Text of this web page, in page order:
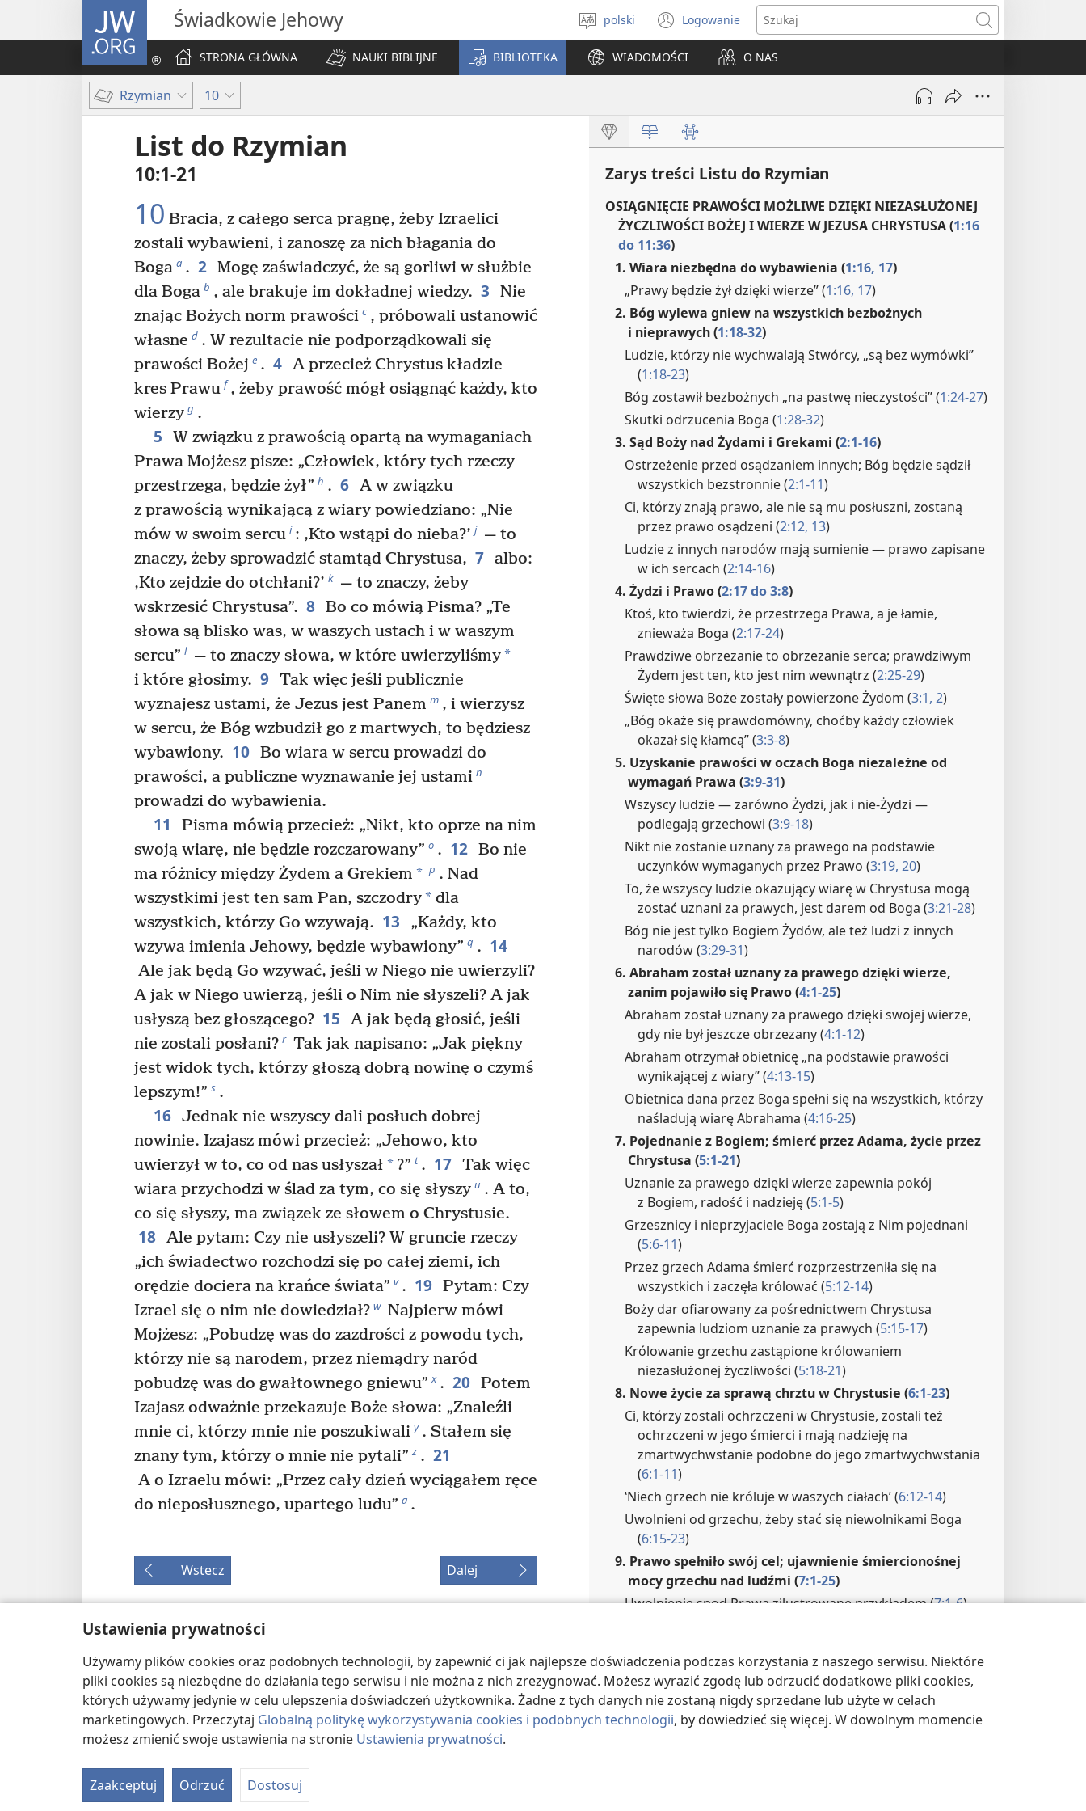
Ustawienia prywatności
Używamy plików cookies oraz podobnych technologii, by zapewnić ci jak najlepsze doświadczenia podczas korzystania z naszego serwisu. Niektóre
pliki cookies są niezbędne do działania tego serwisu i nie można z nich zrezygnować. Możesz wyrazić zgodę lub odrzucić dodatkowe pliki cookies,
których używamy jedynie w celu ulepszenia doświadczeń użytkownika. Żadne z tych danych nie zostaną nigdy sprzedane lub użyte w celach
marketingowych. Przeczytaj Globalną politykę wykorzystywania cookies i podobnych technologii, by dowiedzieć się więcej. W dowolnym momencie
możesz zmienić swoje ustawienia na stronie Ustawienia prywatności.
Zaakceptuj Odrzuć Dostosuj
JW.ORG Świadkowie Jehowy
Wybór
języka
polski Logowanie
(opens
new
window)
Szukaj
STRONA GŁÓWNA
NAUKI BIBLIJNE BIBLIOTEKA WIADOMOŚCI O NAS
Rzymian 10
List do Rzymian
10:1-21
10 Bracia, z całego serca pragnę, żeby Izraelici
zostali wybawieni, i zanoszę za nich błagania do
Boga a . 2 Mogę zaświadczyć, że są gorliwi w służbie
dla Boga b , ale brakuje im dokładnej wiedzy. 3
Nie
znając Bożych norm prawości c , próbowali ustanowić
własne d . W rezultacie nie podporządkowali się
prawości Bożej e . 4 A przecież Chrystus kładzie
kres Prawu f , żeby prawość mógł osiągnąć każdy, kto
wierzy g .
5
W związku z prawością opartą na wymaganiach
Prawa Mojżesz pisze: „Człowiek, który tych rzeczy
przestrzega, będzie żył” h . 6 A w związku
z prawością wynikającą z wiary powiedziano: „Nie
mów w swoim sercu i : ‚Kto wstąpi do nieba?’ j — to
znaczy, żeby sprowadzić stamtąd Chrystusa, 7 albo:
‚Kto zejdzie do otchłani?’ k — to znaczy, żeby
wskrzesić Chrystusa”. 8 Bo co mówią Pisma? „Te
słowa są blisko was, w waszych ustach i w waszym
sercu” l — to znaczy słowa, w które uwierzyliśmy*
i które głosimy. 9 Tak więc jeśli publicznie
wyznajesz ustami, że Jezus jest Panem m , i wierzysz
w sercu, że Bóg wzbudził go z martwych, to będziesz
wybawiony. 10 Bo wiara w sercu prowadzi do
prawości, a publiczne wyznawanie jej ustami n
prowadzi do wybawienia.
11
Pisma mówią przecież: „Nikt, kto oprze na nim
swoją wiarę, nie będzie rozczarowany” o . 12 Bo nie
ma różnicy między Żydem a Grekiem * p . Nad
wszystkimi jest ten sam Pan, szczodry* dla
wszystkich, którzy Go wzywają. 13
„Każdy, kto
wzywa imienia Jehowy, będzie wybawiony” q . 14
Ale jak będą Go wzywać, jeśli w Niego nie uwierzyli?
A jak w Niego uwierzą, jeśli o Nim nie słyszeli? A jak
usłyszą bez głoszącego? 15
A jak będą głosić, jeśli
nie zostali posłani? r Tak jak napisano: „Jak piękny
jest widok tych, którzy głoszą dobrą nowinę o czymś
lepszym!” s .
16 Jednak nie wszyscy dali posłuch dobrej
nowinie. Izajasz mówi przecież: „Jehowo, kto
uwierzył w to, co od nas usłyszał * ?” t . 17 Tak więc
wiara przychodzi w ślad za tym, co się słyszy u . A to,
co się słyszy, ma związek ze słowem o Chrystusie.
18 Ale pytam: Czy nie usłyszeli? W gruncie rzeczy
„ich świadectwo rozchodzi się po całej ziemi, ich
orędzie dociera na krańce świata” v . 19 Pytam: Czy
Izrael się o nim nie dowiedział? w Najpierw mówi
Mojżesz: „Pobudzę was do zazdrości z powodu tych,
którzy nie są narodem, przez niemądry naród
pobudzę was do gwałtownego gniewu” x . 20 Potem
Izajasz odważnie przekazuje Boże słowa: „Znaleźli
mnie ci, którzy mnie nie poszukiwali y . Stałem się
znany tym, którzy o mnie nie pytali” z . 21
A o Izraelu mówi: „Przez cały dzień wyciągałem ręce
do nieposłusznego, upartego ludu” a .
Wstecz Dalej
Copyright©2026Watch Tower Bible and Tract Society of Pennsylvania.
WARUNKI UŻYTKOWANIA
| POLITYKA PRYWATNOŚCI |
USTAWIENIA
PRYWATNOŚCI
Zarys treści Listu do Rzymian
OSIĄGNIĘCIE PRAWOŚCI MOŻLIWE DZIĘKI NIEZASŁUŻONEJ
ŻYCZLIWOŚCI BOŻEJ I WIERZE W JEZUSA CHRYSTUSA (1:16
do 11:36)
1. Wiara niezbędna do wybawienia (1:16, 17)
„Prawy będzie żył dzięki wierze” (1:16, 17)
2. Bóg wylewa gniew na wszystkich bezbożnych
i nieprawych (1:18-32)
Ludzie, którzy nie wychwalają Stwórcy, „są bez wymówki”
(1:18-23)
Bóg zostawił bezbożnych „na pastwę nieczystości” (1:24-27)
Skutki odrzucenia Boga (1:28-32)
3. Sąd Boży nad Żydami i Grekami (2:1-16)
Ostrzeżenie przed osądzaniem innych; Bóg będzie sądził
wszystkich bezstronnie (2:1-11)
Ci, którzy znają prawo, ale nie są mu posłuszni, zostaną
przez prawo osądzeni (2:12, 13)
Ludzie z innych narodów mają sumienie — prawo zapisane
w ich sercach (2:14-16)
4. Żydzi i Prawo (2:17 do 3:8)
Ktoś, kto twierdzi, że przestrzega Prawa, a je łamie,
znieważa Boga (2:17-24)
Prawdziwe obrzezanie to obrzezanie serca; prawdziwym
Żydem jest ten, kto jest nim wewnątrz (2:25-29)
Święte słowa Boże zostały powierzone Żydom (3:1, 2)
„Bóg okaże się prawdomówny, choćby każdy człowiek
okazał się kłamcą” (3:3-8)
5. Uzyskanie prawości w oczach Boga niezależne od
wymagań Prawa (3:9-31)
Wszyscy ludzie — zarówno Żydzi, jak i nie-Żydzi —
podlegają grzechowi (3:9-18)
Nikt nie zostanie uznany za prawego na podstawie
uczynków wymaganych przez Prawo (3:19, 20)
To, że wszyscy ludzie okazujący wiarę w Chrystusa mogą
zostać uznani za prawych, jest darem od Boga (3:21-28)
Bóg nie jest tylko Bogiem Żydów, ale też ludzi z innych
narodów (3:29-31)
6. Abraham został uznany za prawego dzięki wierze,
zanim pojawiło się Prawo (4:1-25)
Abraham został uznany za prawego dzięki swojej wierze,
gdy nie był jeszcze obrzezany (4:1-12)
Abraham otrzymał obietnicę „na podstawie prawości
wynikającej z wiary” (4:13-15)
Obietnica dana przez Boga spełni się na wszystkich, którzy
naśladują wiarę Abrahama (4:16-25)
7. Pojednanie z Bogiem; śmierć przez Adama, życie przez
Chrystusa (5:1-21)
Uznanie za prawego dzięki wierze zapewnia pokój
z Bogiem, radość i nadzieję (5:1-5)
Grzesznicy i nieprzyjaciele Boga zostają z Nim pojednani
(5:6-11)
Przez grzech Adama śmierć rozprzestrzeniła się na
wszystkich i zaczęła królować (5:12-14)
Boży dar ofiarowany za pośrednictwem Chrystusa
zapewnia ludziom uznanie za prawych (5:15-17)
Królowanie grzechu zastąpione królowaniem
niezasłużonej życzliwości (5:18-21)
8. Nowe życie za sprawą chrztu w Chrystusie (6:1-23)
Ci, którzy zostali ochrzczeni w Chrystusie, zostali też
ochrzczeni w jego śmierci i mają nadzieję na
zmartwychwstanie podobne do jego zmartwychwstania
(6:1-11)
‛Niech grzech nie króluje w waszych ciałach’ (6:12-14)
Uwolnieni od grzechu, żeby stać się niewolnikami Boga
(6:15-23)
9. Prawo spełniło swój cel; ujawnienie śmiercionośnej
mocy grzechu nad ludźmi (7:1-25)
Uwolnienie spod Prawa zilustrowane przykładem (7:1-6)
10. Ci, którzy żyją w jedności z Chrystusem, zostają uznani
za prawych (8:1-39 )
Postępowanie w zgodzie z duchem podoba się Bogu
i zapewnia życie i pokój ( 8:1-11 )